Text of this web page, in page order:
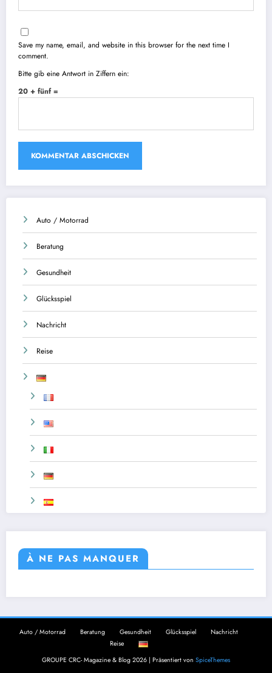
Save my name, email, and website in this browser for the next time I
comment.
Bitte gib eine Antwort in Ziffern ein:
20 + fünf =
Auto / Motorrad
Beratung
Gesundheit
Glücksspiel
Nachricht
Reise
À NE PAS MANQUER
Auto / Motorrad Beratung Gesundheit Glücksspiel
Nachricht
Reise
GROUPE CRC- Magazine & Blog 2026 | Präsentiert von SpiceThemes